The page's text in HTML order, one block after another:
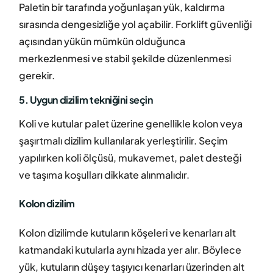
Paletin bir tarafında yoğunlaşan yük, kaldırma
sırasında dengesizliğe yol açabilir. Forklift güvenliği
açısından yükün mümkün olduğunca
merkezlenmesi ve stabil şekilde düzenlenmesi
gerekir.
5. Uygun dizilim tekniğini seçin
Koli ve kutular palet üzerine genellikle kolon veya
şaşırtmalı dizilim kullanılarak yerleştirilir. Seçim
yapılırken koli ölçüsü, mukavemet, palet desteği
ve taşıma koşulları dikkate alınmalıdır.
Kolon dizilim
Kolon dizilimde kutuların köşeleri ve kenarları alt
katmandaki kutularla aynı hizada yer alır. Böylece
yük, kutuların düşey taşıyıcı kenarları üzerinden alt